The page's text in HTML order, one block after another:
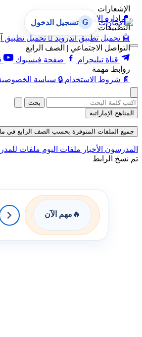
الإشعارات
🔔 إدارة الإشعارات
التطبيقات
🤖 تحميل تطبيق أندرويد  تحميل تطبيق
التواصل الاجتماعي | الصف الرابع
قناة تيليجرام
صفحة فيسبوك
روابط مهمة
📄 شروط الاستخدام 🔒 سياسة
G تسجيل الدخول
بحث
المناهج الإماراتية
جميع الملفات المتوفرة بحسب الصف الرابع في مادة
المدرسون الأخبار ملفات اليوم ملفات
تم نسخ الرابط
🔥 مهم الآن